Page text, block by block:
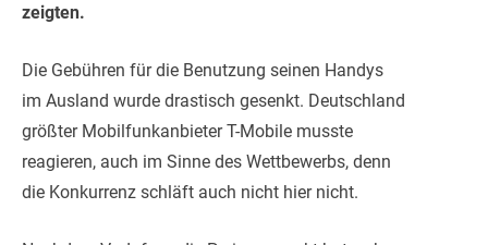
zeigten.
Die Gebühren für die Benutzung seinen Handys
im Ausland wurde drastisch gesenkt. Deutschland
größter Mobilfunkanbieter T-Mobile musste
reagieren, auch im Sinne des Wettbewerbs, denn
die Konkurrenz schläft auch nicht hier nicht.